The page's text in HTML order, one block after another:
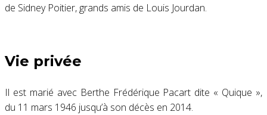
de Sidney Poitier, grands amis de Louis Jourdan.
Vie privée
Il est marié avec Berthe Frédérique Pacart dite « Quique »,
du 11 mars 1946 jusqu’à son décès en 2014.